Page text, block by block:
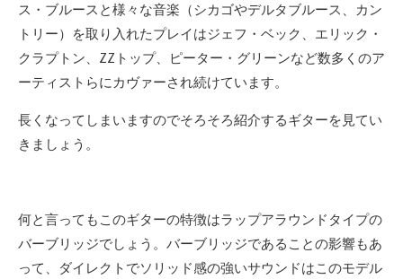
ス・ブルースと様々な音楽（シカゴやデルタブルース、カン
トリー）を取り入れたプレイはジェフ・ベック、エリック・
クラプトン、ZZトップ、ピーター・グリーンなど数多くのア
ーティストらにカヴァーされ続けています。
長くなってしまいますのでそろそろ紹介するギターを見てい
きましょう。
何と言ってもこのギターの特徴はラップアラウンドタイプの
バーブリッジでしょう。バーブリッジであることの影響もあ
って、ダイレクトでソリッド感の強いサウンドはこのモデル